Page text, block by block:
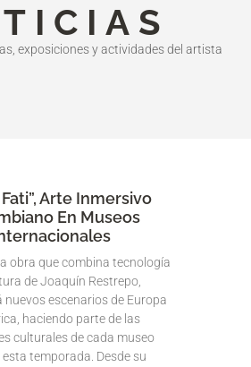
exposiciones y actividades del artista
Arte Inmersivo
En Museos
obra que combina tecnología
de Joaquín Restrepo,
escenarios de Europa
haciendo parte de las
culturales de cada museo
temporada. Desde su